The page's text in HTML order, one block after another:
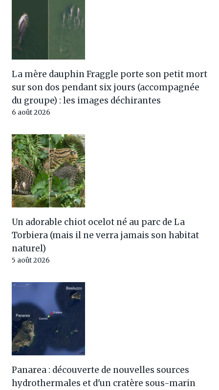
La mère dauphin Fraggle porte son petit mort
sur son dos pendant six jours (accompagnée
du groupe) : les images déchirantes
6 août 2026
Un adorable chiot ocelot né au parc de La
Torbiera (mais il ne verra jamais son habitat
naturel)
5 août 2026
Panarea : découverte de nouvelles sources
hydrothermales et d'un cratère sous-marin